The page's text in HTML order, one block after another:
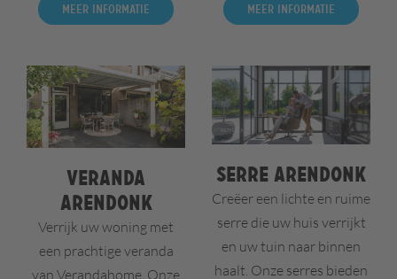
Meer informatie Meer informatie
Veranda
Arendonk
Verrijk uw woning met
een prachtige veranda
van Verandahome. Onze
Serre Arendonk
Creëer een lichte en ruime
serre die uw huis verrijkt
en uw tuin naar binnen
haalt. Onze serres bieden